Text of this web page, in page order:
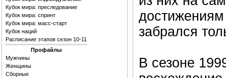
Кубок мира: преследование
Кубок мира: спринт
Кубок мира: масс-старт
Кубок наций
Расписание этапов сезон 10-11
Профайлы
Мужчины
Женщины
Сборные
забрался
В сезоне